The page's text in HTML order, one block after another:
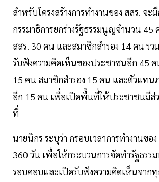
สำหรับโครงสร้างการทำงานของ สสร. จะมี
กรรมาธิการยกร่างรัฐธรรมนูญจำนวน 45
สสร. 30 คน และสมาชิกสำรอง 14 คน รว
รับฟังความคิดเห็นของประชาชนอีก 45
15 คน สมาชิกสำรอง 15 คน และตัวแทน
อีก 15 คน เพื่อเปิดพื้นที่ให้ประชาชนมีส่ว
ที่
นายนิกร ระบุว่า กรอบเวลาการทำงานขอ
360 วัน เพื่อให้กระบวนการจัดทำรัฐธรร
รอบคอบและเปิดรับฟังความคิดเห็นจากทุ